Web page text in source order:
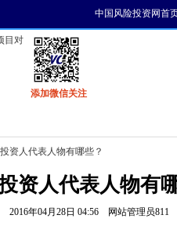
中国风险投资网首
添加微信关注
资人代表人物有哪些？
资人代表人物有
2016年04月28日 04:56 网站管理员811